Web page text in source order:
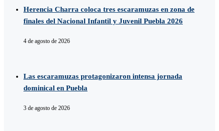
Herencia Charra coloca tres escaramuzas en zona de
finales del Nacional Infantil y Juvenil Puebla 2026
4 de agosto de 2026
Las escaramuzas protagonizaron intensa jornada
dominical en Puebla
3 de agosto de 2026